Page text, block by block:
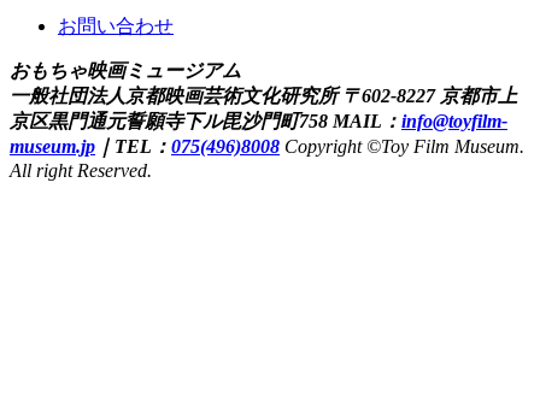
お問い合わせ
おもちゃ映画ミュージアム
一般社団法人京都映画芸術文化研究所 〒602-8227 京都市上
京区黒門通元誓願寺下ル毘沙門町758 MAIL： info@toyfilm-
museum.jp ｜ TEL： 075(496)8008 Copyright ©Toy Film Museum.
All right Reserved.